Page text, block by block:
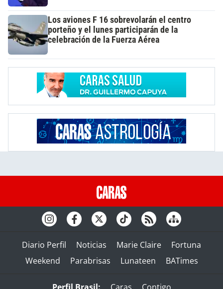
Los aviones F 16 sobrevolarán el centro
porteño y el lunes participarán de la
celebración de la Fuerza Aérea
Diario Perfil Noticias Marie Claire
Fortuna
Weekend
Parabrisas Lunateen BATimes